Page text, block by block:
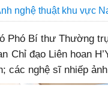
nghệ thuật khu vực
Phó Bí thư Thường
Chỉ đạo Liên hoan
các nghệ sĩ nhiếp